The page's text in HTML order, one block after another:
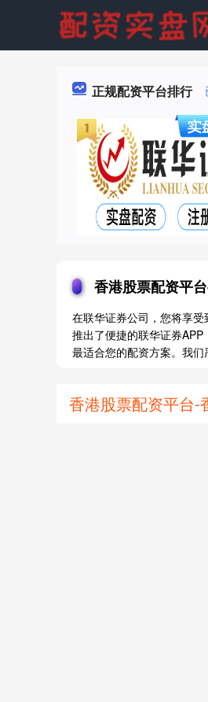
正规配资平台排行
香港股票配资平
在联华证券公司，您将享
推出了便捷的联华证券
最适合您的配资方案。我们
香港股票配资平台-